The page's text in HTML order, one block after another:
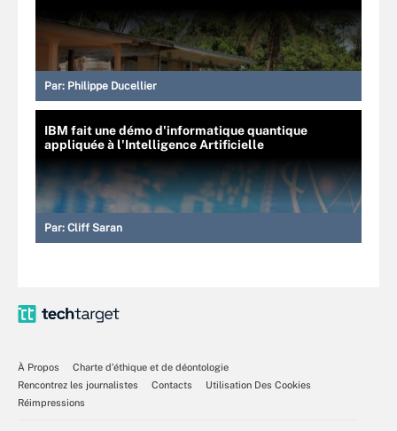
Par: Philippe Ducellier
IBM fait une démo d'informatique quantique
appliquée à l'Intelligence Artificielle
Par: Cliff Saran
À Propos
Charte d’éthique et de déontologie
Rencontrez les journalistes
Contacts
Utilisation Des Cookies
Réimpressions